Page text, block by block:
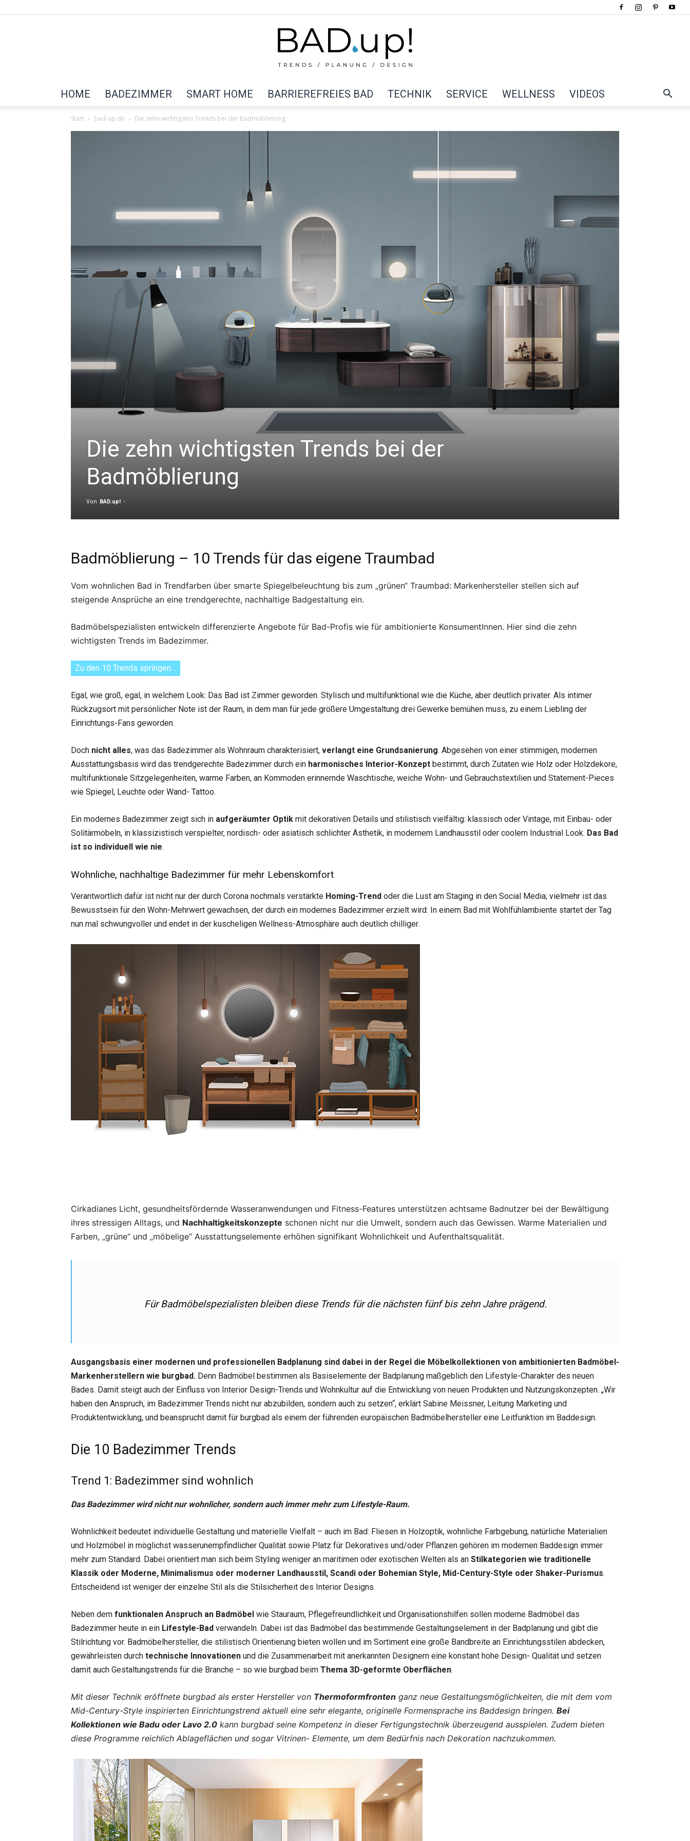
HOME BADEZIMMER SMART HOME BARRIEREFREIES BAD TECHNIK SERVICE WELLNESS VIDEOS
Start bad-up.de Die zehn wichtigsten Trends bei der Badmöblierung
Die zehn wichtigsten Trends bei der
Badmöblierung
Von BAD.up! -
Badmöblierung – 10 Trends für das eigene Traumbad
Vom wohnlichen Bad in Trendfarben über smarte Spiegelbeleuchtung bis zum „grünen“ Traumbad: Markenhersteller stellen sich auf
steigende Ansprüche an eine trendgerechte, nachhaltige Badgestaltung ein.
Badmöbelspezialisten entwickeln differenzierte Angebote für Bad-Profis wie für ambitionierte KonsumentInnen. Hier sind die zehn
wichtigsten Trends im Badezimmer.
Zu den 10 Trends springen…
Egal, wie groß, egal, in welchem Look: Das Bad ist Zimmer geworden. Stylisch und multifunktional wie die Küche, aber deutlich privater. Als intimer
Rückzugsort mit persönlicher Note ist der Raum, in dem man für jede größere Umgestaltung drei Gewerke bemühen muss, zu einem Liebling der
Einrichtungs-Fans geworden.
Doch nicht alles, was das Badezimmer als Wohnraum charakterisiert, verlangt eine Grundsanierung. Abgesehen von einer stimmigen, modernen
Ausstattungsbasis wird das trendgerechte Badezimmer durch ein harmonisches Interior-Konzept bestimmt, durch Zutaten wie Holz oder Holzdekore,
multifunktionale Sitzgelegenheiten, warme Farben, an Kommoden erinnernde Waschtische, weiche Wohn- und Gebrauchstextilien und Statement-Pieces
wie Spiegel, Leuchte oder Wand- Tattoo.
Ein modernes Badezimmer zeigt sich in aufgeräumter Optik mit dekorativen Details und stilistisch vielfältig: klassisch oder Vintage, mit Einbau- oder
Solitärmöbeln, in klassizistisch verspielter, nordisch- oder asiatisch schlichter Ästhetik, in modernem Landhausstil oder coolem Industrial Look. Das Bad
ist so individuell wie nie.
Wohnliche, nachhaltige Badezimmer für mehr Lebenskomfort
Verantwortlich dafür ist nicht nur der durch Corona nochmals verstärkte Homing-Trend oder die Lust am Staging in den Social Media; vielmehr ist das
Bewusstsein für den Wohn-Mehrwert gewachsen, der durch ein modernes Badezimmer erzielt wird: In einem Bad mit Wohlfühlambiente startet der Tag
nun mal schwungvoller und endet in der kuscheligen Wellness-Atmosphäre auch deutlich chilliger.
Cirkadianes Licht, gesundheitsfördernde Wasseranwendungen und Fitness-Features unterstützen achtsame Badnutzer bei der Bewältigung
ihres stressigen Alltags, und Nachhaltigkeitskonzepte schonen nicht nur die Umwelt, sondern auch das Gewissen. Warme Materialien und
Farben, „grüne“ und „möbelige“ Ausstattungselemente erhöhen signifikant Wohnlichkeit und Aufenthaltsqualität.
Für Badmöbelspezialisten bleiben diese Trends für die nächsten fünf bis zehn Jahre prägend.
Ausgangsbasis einer modernen und professionellen Badplanung sind dabei in der Regel die Möbelkollektionen von ambitionierten Badmöbel-
Markenherstellern wie burgbad. Denn Badmöbel bestimmen als Basiselemente der Badplanung maßgeblich den Lifestyle-Charakter des neuen
Bades. Damit steigt auch der Einfluss von Interior Design-Trends und Wohnkultur auf die Entwicklung von neuen Produkten und Nutzungskonzepten. „Wir
haben den Anspruch, im Badezimmer Trends nicht nur abzubilden, sondern auch zu setzen“, erklärt Sabine Meissner, Leitung Marketing und
Produktentwicklung, und beansprucht damit für burgbad als einem der führenden europäischen Badmöbelhersteller eine Leitfunktion im Baddesign.
Die 10 Badezimmer Trends
Trend 1: Badezimmer sind wohnlich
Das Badezimmer wird nicht nur wohnlicher, sondern auch immer mehr zum Lifestyle-Raum.
Wohnlichkeit bedeutet individuelle Gestaltung und materielle Vielfalt – auch im Bad: Fliesen in Holzoptik, wohnliche Farbgebung, natürliche Materialien
und Holzmöbel in möglichst wasserunempfindlicher Qualität sowie Platz für Dekoratives und/oder Pflanzen gehören im modernen Baddesign immer
mehr zum Standard. Dabei orientiert man sich beim Styling weniger an maritimen oder exotischen Welten als an Stilkategorien wie traditionelle
Klassik oder Moderne, Minimalismus oder moderner Landhausstil, Scandi oder Bohemian Style, Mid-Century-Style oder Shaker-Purismus.
Entscheidend ist weniger der einzelne Stil als die Stilsicherheit des Interior Designs.
Neben dem funktionalen Anspruch an Badmöbel wie Stauraum, Pflegefreundlichkeit und Organisationshilfen sollen moderne Badmöbel das
Badezimmer heute in ein Lifestyle-Bad verwandeln. Dabei ist das Badmöbel das bestimmende Gestaltungselement in der Badplanung und gibt die
Stilrichtung vor. Badmöbelhersteller, die stilistisch Orientierung bieten wollen und im Sortiment eine große Bandbreite an Einrichtungsstilen abdecken,
gewährleisten durch technische Innovationen und die Zusammenarbeit mit anerkannten Designern eine konstant hohe Design- Qualität und setzen
damit auch Gestaltungstrends für die Branche – so wie burgbad beim Thema 3D-geformte Oberflächen.
Mit dieser Technik eröffnete burgbad als erster Hersteller von Thermoformfronten ganz neue Gestaltungsmöglichkeiten, die mit dem vom
Mid-Century-Style inspirierten Einrichtungstrend aktuell eine sehr elegante, originelle Formensprache ins Baddesign bringen. Bei
Kollektionen wie Badu oder Lavo 2.0 kann burgbad seine Kompetenz in dieser Fertigungstechnik überzeugend ausspielen. Zudem bieten
diese Programme reichlich Ablageflächen und sogar Vitrinen- Elemente, um dem Bedürfnis nach Dekoration nachzukommen.